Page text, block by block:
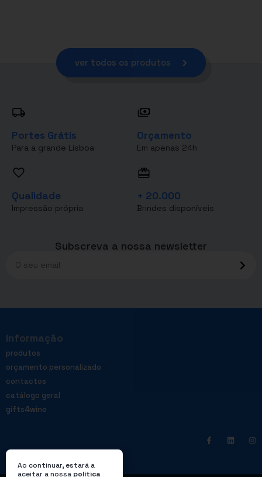
ver todos os produtos
Portes Grátis
Para a grande Lisboa
Orçamento
Em apenas 24h
Qualidade
Impressão própria
+ 20.000
Brindes disponíveis
Subscreva a nossa newsletter
Informação
produtos
orçamento personalizado
contactos
catálogo geral
gifts4wine
Ao continuar, estará a
aceitar a nossa política